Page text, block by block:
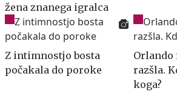
žena znanega igralca
Z intimnostjo bosta
počakala do poroke
Orlando
razšla.
koga?